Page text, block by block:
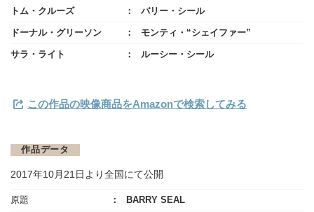
トム・クルーズ バリー・シール
ドーナル・グリーソン モンティ・“シェイファー”
サラ・ライト ルーシー・シール
この作品の映像商品をAmazonで検索してみる
作品データ
2017年10月21日より全国にて公開
原題 BARRY SEAL